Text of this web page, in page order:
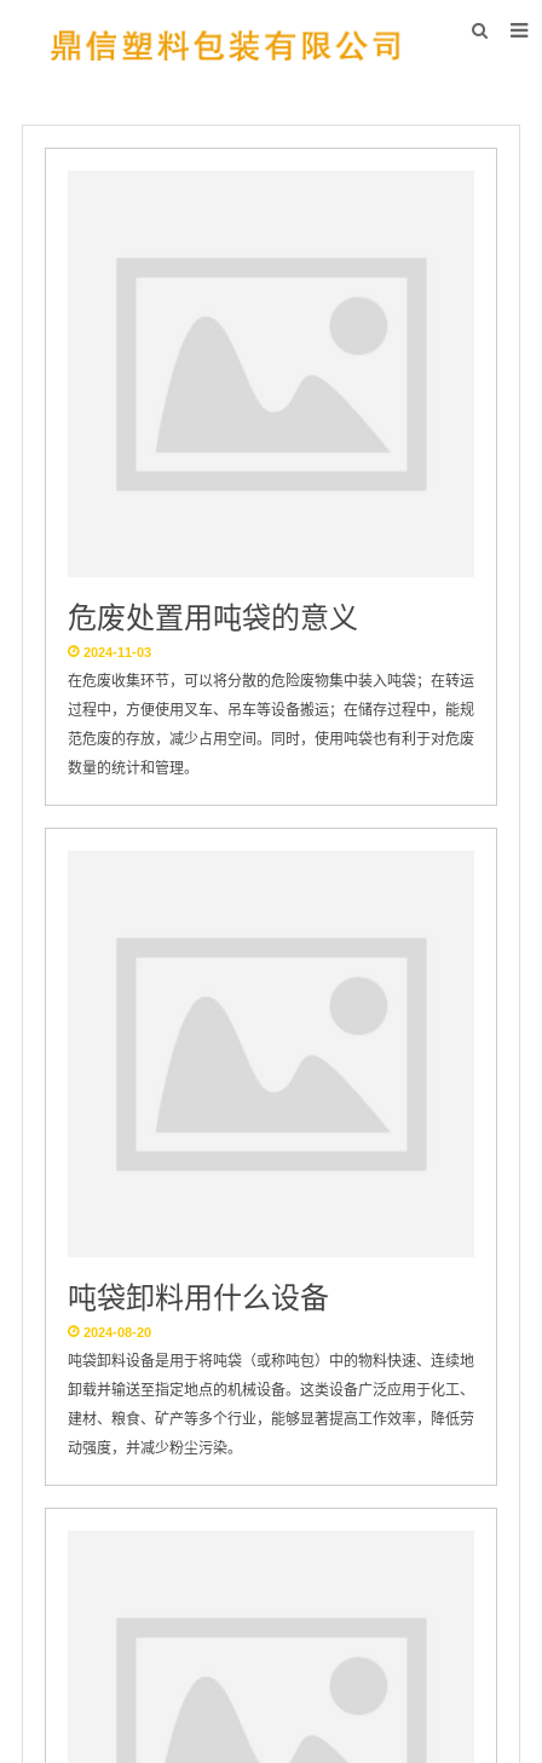
危废处置用吨袋的意义
2024-11-03
在危废收集环节，可以将分散的危险废物集中装入吨袋；在转运
过程中，方便使用叉车、吊车等设备搬运；在储存过程中，能规
范危废的存放，减少占用空间。同时，使用吨袋也有利于对危废
数量的统计和管理。
吨袋卸料用什么设备
2024-08-20
吨袋卸料设备是用于将吨袋（或称吨包）中的物料快速、连续地
卸载并输送至指定地点的机械设备。这类设备广泛应用于化工、
建材、粮食、矿产等多个行业，能够显著提高工作效率，降低劳
动强度，并减少粉尘污染。